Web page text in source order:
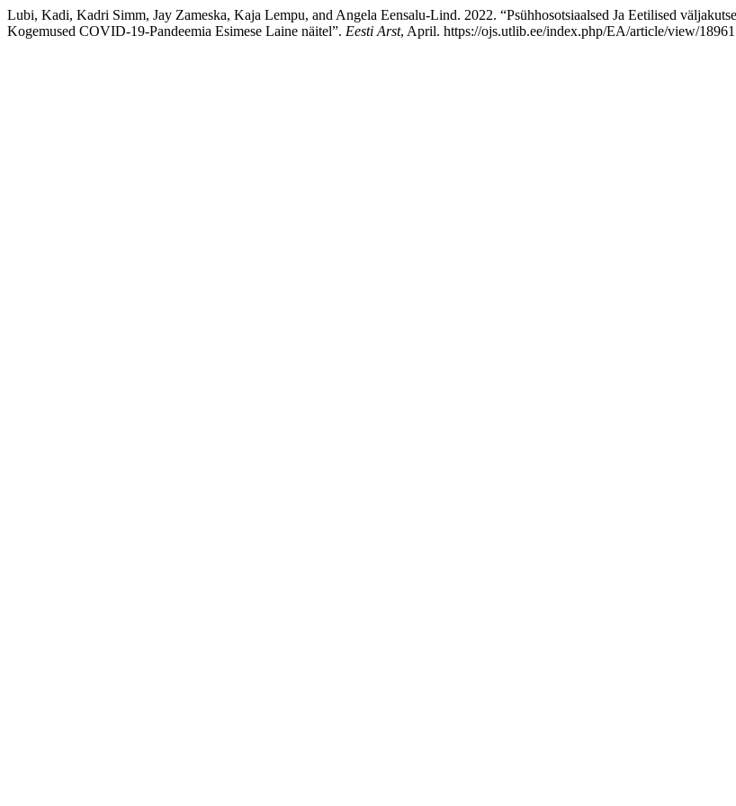
Lubi, Kadi, Kadri Simm, Jay Zameska, Kaja Lempu, and Angela Eensalu-Lind. 2022. “Psühhosotsiaalsed Ja Eetilised
Kogemused COVID-19-Pandeemia Esimese Laine näitel”. Eesti Arst, April. https://ojs.utlib.ee/index.php/EA/article/view/